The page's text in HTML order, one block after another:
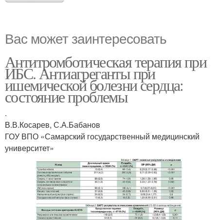
Вас может заинтересовать
Антитромботическая терапия при
ИБС. Антиагреганты при
ишемической болезни сердца:
состояние проблемы
.
В.В.Косарев, С.А.Бабанов
ГОУ ВПО «Самарский государственный медицинский
университет»